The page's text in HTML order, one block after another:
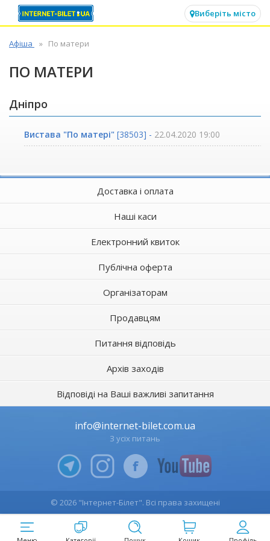
Виберіть місто
Афіша По матери
ПО МАТЕРИ
Дніпро
Вистава "По матері" [38503] - 22.04.2020 19:00
Доставка і оплата
Наші каси
Електронний квиток
Публічна оферта
Організаторам
Продавцям
Питання відповідь
Архів заходів
Відповіді на Ваші важливі запитання
info@internet-bilet.com.ua
З усіх питань
© 2026 "Інтернет-Білет". Всі права захищені